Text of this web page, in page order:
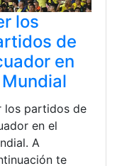
los
de
en
los partidos de
en el
A
te